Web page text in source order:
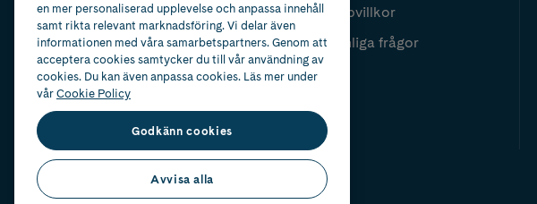
Köpvillkor
Vanliga frågor
en mer personaliserad upplevelse och anpassa innehåll
samt rikta relevant marknadsföring. Vi delar även
informationen med våra samarbetspartners. Genom att
acceptera cookies samtycker du till vår användning av
cookies. Du kan även anpassa cookies. Läs mer under
vårCookie Policy
Godkänn cookies
Avvisa alla